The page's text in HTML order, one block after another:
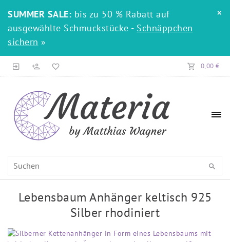
SUMMER SALE: bis zu 50 % Rabatt auf
ausgewählte Schmuckstücke - Schnäppchen
sichern »
×
0,00 €
Lebensbaum Anhänger keltisch 925
Silber rhodiniert